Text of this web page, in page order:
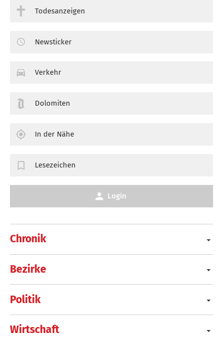
Chronik
Bezirke
Politik
Wirtschaft
Todesanzeigen
Newsticker
Verkehr
Dolomiten
In der Nähe
Lesezeichen
Login